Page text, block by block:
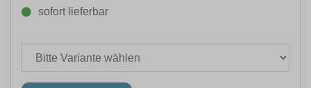
sofort lieferbar